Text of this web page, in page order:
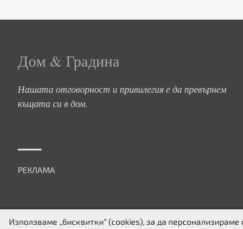
Дом & Градина
Нашата отговорност и привилегия е да превърнем
къщата си в дом.
РЕКЛАМА
ЗА НАС ПОВЕРИТЕЛНОСТ БИСКВИТКИ КОНТАКТИ FACEBOOK
Използваме „бисквитки“ (cookies), за да